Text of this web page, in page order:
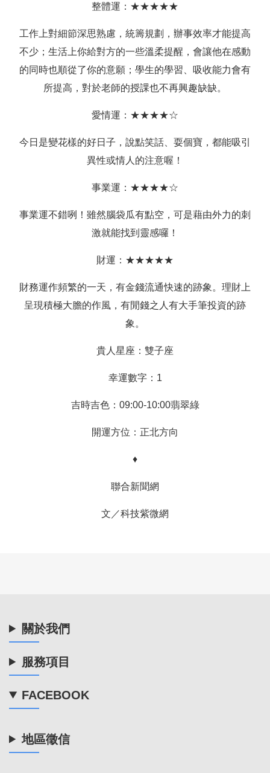
整體運：★★★★★
工作上對細節深思熟慮，統籌規劃，辦事效率才能提高
不少；生活上你給對方的一些溫柔提醒，會讓他在感動
的同時也順從了你的意願；學生的學習、吸收能力會有
所提高，對於老師的授課也不再興趣缺缺。
愛情運：★★★★☆
今日是變花樣的好日子，說點笑話、耍個寶，都能吸引
異性或情人的注意喔！
事業運：★★★★☆
事業運不錯咧！雖然腦袋瓜有點空，可是藉由外力的刺
激就能找到靈感囉！
財運：★★★★★
財務運作頻繁的一天，有金錢流通快速的跡象。理財上
呈現積極大膽的作風，有閒錢之人有大手筆投資的跡
象。
貴人星座：雙子座
幸運數字：1
吉時吉色：09:00-10:00翡翠綠
開運方位：正北方向
♦
聯合新聞網
文／科技紫微網
關於我們
服務項目
FACEBOOK
地區徵信